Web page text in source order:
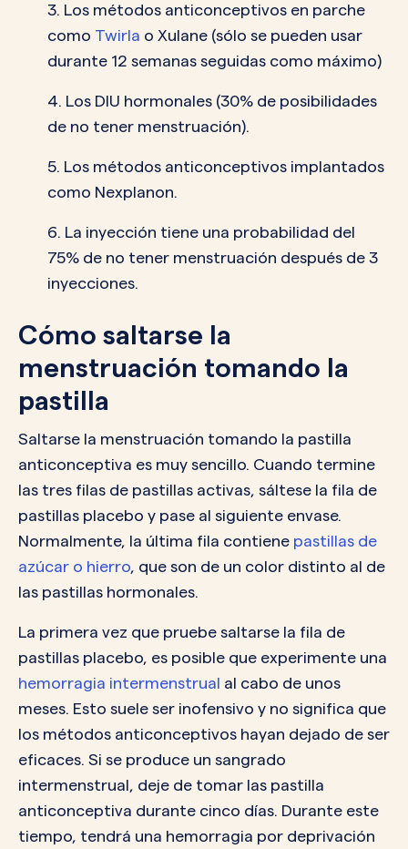
3. Los métodos anticonceptivos en parche
como Twirla o Xulane (sólo se pueden usar
durante 12 semanas seguidas como máximo)
4. Los DIU hormonales (30% de posibilidades
de no tener menstruación).
5. Los métodos anticonceptivos implantados
como Nexplanon.
6. La inyección tiene una probabilidad del
75% de no tener menstruación después de 3
inyecciones.
Cómo saltarse la
menstruación tomando la
pastilla
Saltarse la menstruación tomando la pastilla
anticonceptiva es muy sencillo. Cuando termine
las tres filas de pastillas activas, sáltese la fila de
pastillas placebo y pase al siguiente envase.
Normalmente, la última fila contiene pastillas de
azúcar o hierro, que son de un color distinto al de
las pastillas hormonales.
La primera vez que pruebe saltarse la fila de
pastillas placebo, es posible que experimente una
hemorragia intermenstrual al cabo de unos
meses. Esto suele ser inofensivo y no significa que
los métodos anticonceptivos hayan dejado de ser
eficaces. Si se produce un sangrado
intermenstrual, deje de tomar las pastilla
anticonceptiva durante cinco días. Durante este
tiempo, tendrá una hemorragia por deprivación